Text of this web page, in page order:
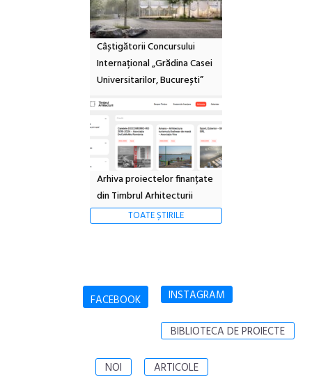
Câștigătorii Concursului
Internațional „Grădina Casei
Universitarilor, București”
Arhiva proiectelor finanțate
din Timbrul Arhitecturii
TOATE ȘTIRILE
FACEBOOK INSTAGRAM
BIBLIOTECA DE PROIECTE
NOI ARTICOLE